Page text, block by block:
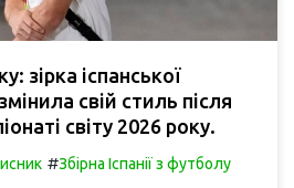
зірка іспанської
свій стиль після
світу 2026 року.
#Збірна Іспанії з футболу